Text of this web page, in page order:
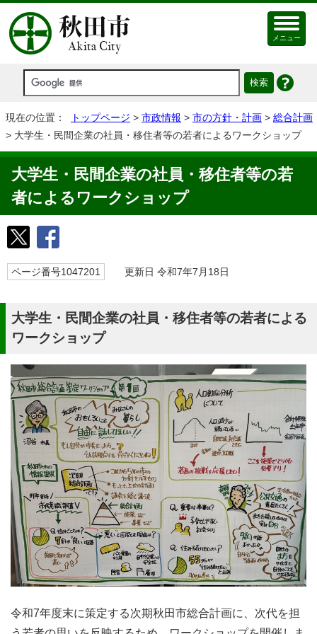
メニュー
現在の位置： トップページ > 市政情報 > 市の方針・計画 > 総合計画
> 大学生・民間企業の社員・移住者等の若者によるワークショップ
大学生・民間企業の社員・移住者等の若
者によるワークショップ
ページ番号1047201 更新日 令和7年7月18日
大学生・民間企業の社員・移住者等の若者による
ワークショップ
令和7年度末に策定する次期秋田市総合計画に、次代を担